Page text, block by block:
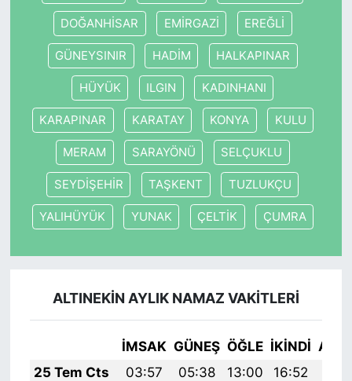
DOĞANHİSAR EMİRGAZİ EREĞLİ
GÜNEYSINIR HADİM HALKAPINAR
HÜYÜK ILGIN KADINHANI
KARAPINAR KARATAY KONYA KULU
MERAM SARAYÖNÜ SELÇUKLU
SEYDİŞEHİR TAŞKENT TUZLUKÇU
YALIHÜYÜK YUNAK ÇELTİK ÇUMRA
ALTINEKİN AYLIK NAMAZ VAKITLERI
İMSAK GÜNEŞ ÖĞLE İKINDI
25 Tem Cts
03:57 05:38 13:00 16:52